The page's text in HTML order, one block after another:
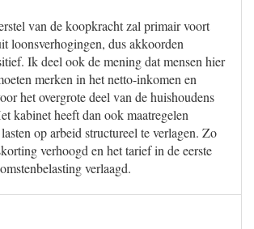
van de koopkracht zal primair voort
loonsverhogingen, dus akkoorden
Ik deel ook de mening dat mensen hier
merken in het netto-inkomen en
het overgrote deel van de huishoudens
kabinet heeft dan ook maatregelen
op arbeid structureel te verlagen. Zo
verhoogd en het tarief in de eerste
verlaagd.